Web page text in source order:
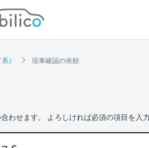
モビリコ
） 現車確認の依頼
わせます。 よろしければ必須の項目を入